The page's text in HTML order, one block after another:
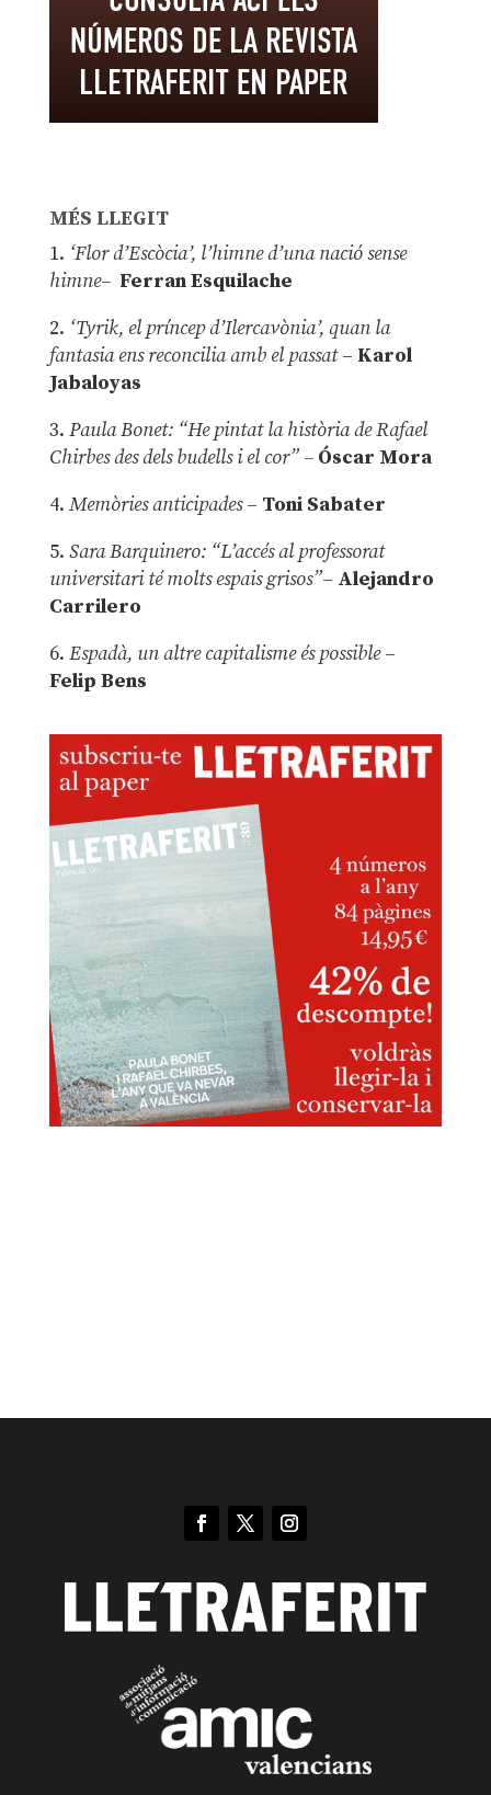
MÉS LLEGIT
1. ‘Flor d’Escòcia’, l’himne d’una nació sense
himne– Ferran Esquilache
2. ‘Tyrik, el príncep d’Ilercavònia’, quan la
fantasia ens reconcilia amb el passat– Karol
Jabaloyas
3. Paula Bonet: “He pintat la història de Rafael
Chirbes des dels budells i el cor” –Óscar Mora
4. Memòries anticipades– Toni Sabater
5. Sara Barquinero: “L’accés al professorat
universitari té molts espais grisos”– Alejandro
Carrilero
6. Espadà, un altre capitalisme és possible –
Felip Bens